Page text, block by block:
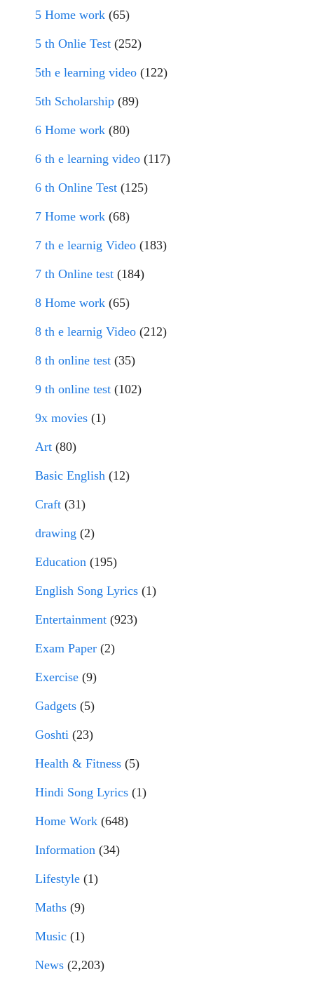
5 Home work (65)
5 th Onlie Test (252)
5th e learning video (122)
5th Scholarship (89)
6 Home work (80)
6 th e learning video (117)
6 th Online Test (125)
7 Home work (68)
7 th e learnig Video (183)
7 th Online test (184)
8 Home work (65)
8 th e learnig Video (212)
8 th online test (35)
9 th online test (102)
9x movies (1)
Art (80)
Basic English (12)
Craft (31)
drawing (2)
Education (195)
English Song Lyrics (1)
Entertainment (923)
Exam Paper (2)
Exercise (9)
Gadgets (5)
Goshti (23)
Health & Fitness (5)
Hindi Song Lyrics (1)
Home Work (648)
Information (34)
Lifestyle (1)
Maths (9)
Music (1)
News (2,203)